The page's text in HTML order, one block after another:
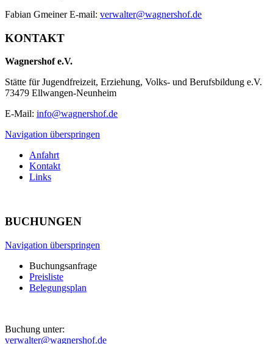
Fabian Gmeiner E-mail: verwalter@wagnershof.de
KONTAKT
Wagnershof e.V.
Stätte für Jugendfreizeit, Erziehung, Volks- und Berufsbildung e.V.
73479 Ellwangen-Neunheim
E-Mail: info@wagnershof.de
Navigation überspringen
Anfahrt
Kontakt
Links
BUCHUNGEN
Navigation überspringen
Buchungsanfrage
Preisliste
Belegungsplan
Buchung unter:
verwalter@wagnershof.de